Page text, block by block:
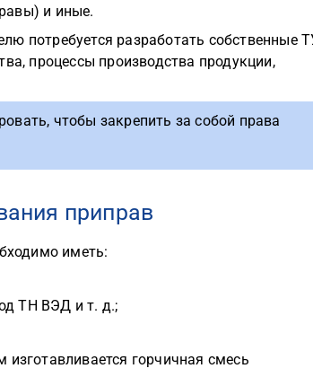
и иные.
потребуется разработать собственные
процессы производства продукции,
чтобы закрепить за собой права
приправ
иметь:
ТН ВЭД и т. д.;
горчичная смесь